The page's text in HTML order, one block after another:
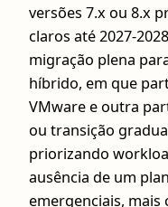
versões 7.x ou 8.x
claros até 2027-
migração plena
híbrido, em que
VMware e outra
ou transição
priorizando
ausência de um
emergenciais, mais